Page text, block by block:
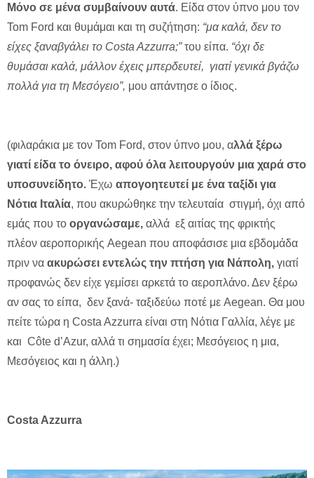
Μόνο σε μένα συμβαίνουν αυτά. Είδα στον ύπνο μου τον
Tom Ford και θυμάμαι και τη συζήτηση: “μα καλά, δεν το
είχες ξαναβγάλει το Costa Azzurra;”του είπα. “όχι δε
θυμάσαι καλά, μάλλον έχεις μπερδευτεί, γιατί γενικά βγάζω
πολλά για τη Μεσόγειο”, μου απάντησε ο ίδιος.
(φιλαράκια με τον Tom Ford, στον ύπνο μoυ, αλλά ξέρω
γιατί είδα το όνειρο, αφού όλα λειτουργούν μια χαρά στο
υποσυνείδητο. Έχω απογοητευτεί με ένα ταξίδι για
Νότια Ιταλία, που ακυρώθηκε την τελευταία στιγμή, όχι από
εμάς που το οργανώσαμε, αλλά εξ αιτίας της φρικτής
πλέον αεροπορικής Aegean που αποφάσισε μια εβδομάδα
πριν να ακυρώσει εντελώς την πτήση για Νάπολη, γιατί
προφανώς δεν είχε γεμίσει αρκετά το αεροπλάνο. Δεν ξέρω
αν σας το είπα, δεν ξανά- ταξιδεύω ποτέ με Aegean. Θα μου
πείτε τώρα η Costa Azzurra είναι στη Νότια Γαλλία, λέγε με
και Côte d’Azur, αλλά τι σημασία έχει; Μεσόγειος η μια,
Μεσόγειος και η άλλη.)
Costa Azzurra